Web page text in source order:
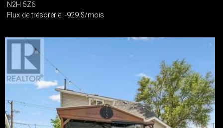
N2H 5Z6
Flux de trésorerie: -929 $/mois